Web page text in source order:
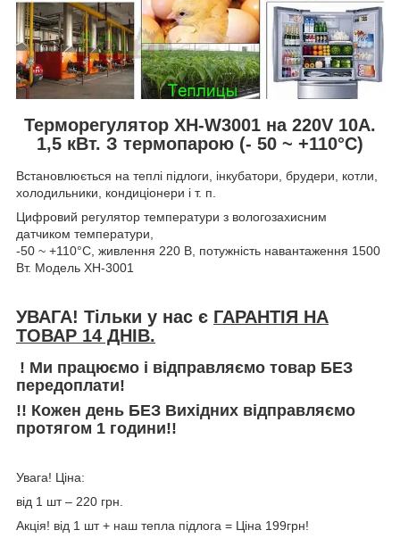
Терморегулятор XH-W3001 на 220V 10А.
1,5 кВт. З термопарою (- 50 ~ +110°C)
Встановлюється на теплі підлоги, інкубатори, брудери, котли,
холодильники, кондиціонери і т. п.
Цифровий регулятор температури з вологозахисним
датчиком температури,
-50 ~ +110°C, живлення 220 В, потужність навантаження 1500
Вт. Модель XH-3001
УВАГА! Тільки у нас є ГАРАНТІЯ НА
ТОВАР 14 ДНІВ.
! Ми працюємо і відправляємо товар БЕЗ
передоплати!
!! Кожен день БЕЗ Вихідних відправляємо
протягом 1 години!!
Увага! Ціна:
від 1 шт – 220 грн.
Акція! від 1 шт + наш тепла підлога = Ціна 199грн!